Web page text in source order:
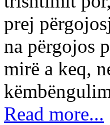
prej
na përgojos
mirë a keq,
Read more...